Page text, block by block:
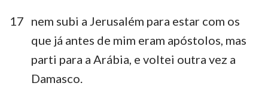
1 2 3 4 5 6
17 nem subi a Jerusalém para estar com os
que já antes de mim eram apóstolos, mas
parti para a Arábia, e voltei outra vez a
Damasco.